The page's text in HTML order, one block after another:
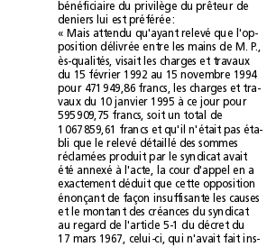
bénéficiaire du privilège du prêteur de
deniers lui est préférée:
«Mais attendu qu'ayant relevé que l'op-
position délivrée entre les mains de M.P.,
ès-qualités, visait les charges et travaux
du 15février 1992 au 15novembre 1994
pour 471949,86francs, les charges et tra-
vaux du 10janvier 1995 à ce jour pour
595909,75francs, soit un total de
1067859,61francs et qu'il n'était pas éta-
bli que le relevé détaillé des sommes
réclamées produit par le syndicat avait
été annexé à l'acte, la cour d'appel en a
exactement déduit que cette opposition
énonçant de façon insuffisante les causes
et le montant des créances du syndicat
au regard de l'article5-1 du décret du
17mars 1967, celui-ci, qui n'avait fait ins-